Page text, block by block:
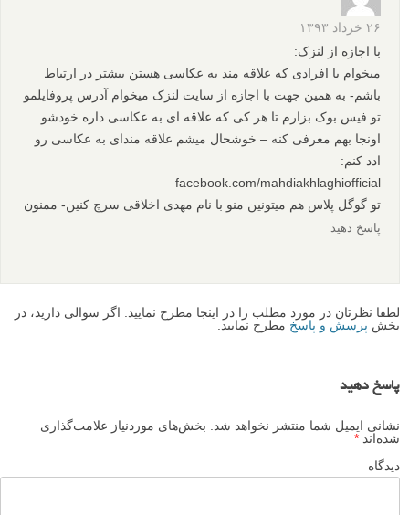
۲۶ خرداد ۱۳۹۳
با اجازه از لنزک:
میخوام با افرادی که علاقه مند به عکاسی هستن بیشتر در ارتباط
باشم- به همین جهت با اجازه از سایت لنزک میخوام آدرس پروفایلمو
تو فیس بوک بزارم تا هر کی که علاقه ای به عکاسی داره خودشو
اونجا بهم معرفی کنه – خوشحال میشم علاقه مندای به عکاسی رو
ادد کنم:
facebook.com/mahdiakhlaghiofficial
تو گوگل پلاس هم میتونین منو با نام مهدی اخلاقی سرچ کنین- ممنون
پاسخ دهید
لطفا نظرتان در مورد مطلب را در اینجا مطرح نمایید. اگر سوالی دارید، در
بخش پرسش و پاسخ مطرح نمایید.
پاسخ دهید
نشانی ایمیل شما منتشر نخواهد شد. بخش‌های موردنیاز علامت‌گذاری
شده‌اند *
دیدگاه